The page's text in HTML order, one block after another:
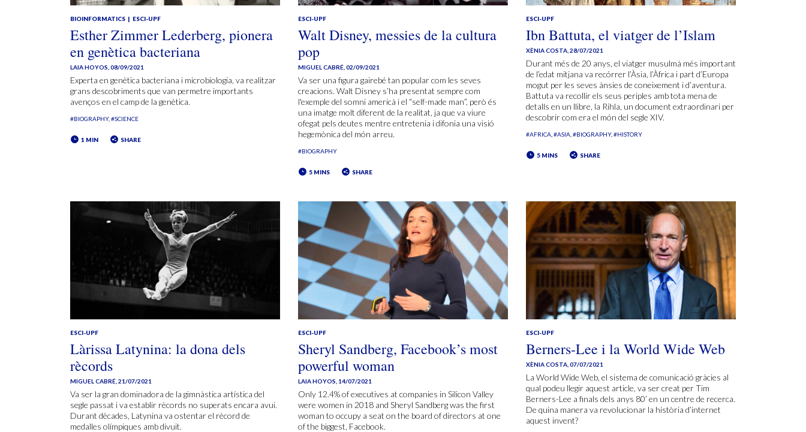
BIOINFORMATICS ESCI-UPF
Esther Zimmer Lederberg, pionera
en genètica bacteriana
LAIA HOYOS 08/09/2021
Experta en genètica bacteriana i microbiologia, va realitzar
grans descobriments que van permetre importants
avenços en el camp de la genètica.
#BIOGRAPHY #SCIENCE
1 MIN SHARE
ESCI-UPF
Walt Disney, messies de la cultura
pop
MIGUEL CABRÉ, 02/09/2021
Va ser una figura gairebé tan popular com les seves
creacions. Walt Disney s’ha presentat sempre com
l'exemple del somni americà i el “self-made man”, però és
una imatge molt diferent de la realitat, ja que va viure
ofegat pels deutes mentre entretenia i difonia una visió
hegemònica del món arreu.
#BIOGRAPHY
5 MINS SHARE
ESCI-UPF
Ibn Battuta, el viatger de l’Islam
XÈNIA COSTA, 28/07/2021
Durant més de 20 anys, el viatger musulmà més important
de l’edat mitjana va recórrer l’Àsia, l’Àfrica i part d’Europa
mogut per les seves ànsies de coneixement i d’aventura.
Battuta va recollir els seus periples amb tota mena de
detalls en un llibre, la Rihla, un document extraordinari per
descobrir com era el món del segle XIV.
#AFRICA #ASIA #BIOGRAPHY #HISTORY
5 MINS SHARE
ESCI-UPF
Làrissa Latynina: la dona dels
rècords
MIGUEL CABRÉ 21/07/2021
Va ser la gran dominadora de la gimnàstica artística del
segle passat i va establir rècords no superats encara avui.
Durant dècades, Latynina va ostentar el rècord de
medalles olímpiques amb divuit.
ESCI-UPF
Sheryl Sandberg, Facebook’s most
powerful woman
LAIA HOYOS 14/07/2021
Only 12.4% of executives at companies in Silicon Valley
were women in 2018 and Sheryl Sandberg was the first
woman to occupy a seat on the board of directors at one
of the biggest, Facebook.
ESCI-UPF
Berners-Lee i la World Wide Web
XÈNIA COSTA, 07/07/2021
La World Wide Web, el sistema de comunicació gràcies al
qual podeu llegir aquest article, va ser creat per Tim
Berners-Lee a finals dels anys 80’ en un centre de recerca.
De quina manera va revolucionar la història d’internet
aquest invent?